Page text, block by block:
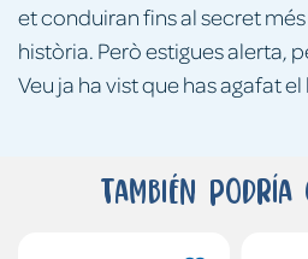
et conduiran fins al secret
història. Però estigues alerta,
Veu ja ha vist que has agafat el
También